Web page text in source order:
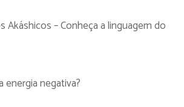
Akáshicos – Conheça a linguagem do
energia negativa?